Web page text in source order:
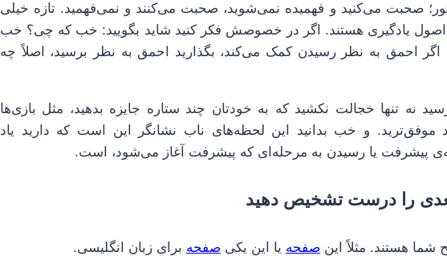
صحبت می‌کنید و فهمیده نمی‌شوید، صحبت می‌کنند و نمی‌فهمید. تازه خیلی
یادگیری هستند. اگر در خصوصش فکر کنید شاید بگویید: خب که چی؟ خب
اگر احمق به نظر رسیدن کمک می‌کند، بگذارید احمق به نظر برسید، اصلاً چه
نه تنها خجالت نکشید که به خودتان چند ستاره جایزه بدهید، مثل بازی‌ها
موفق‌ترید. و خب بدانید این لحظه‌های ناب نشانگر این است که دارید یاد
پیشرفت یا رسیدن به مرحله‌ای که پیشرفت آغاز می‌شود، است.
هستند. مثلاً این صفحه یا این یکی صفحه برای زبان انگلیسی.